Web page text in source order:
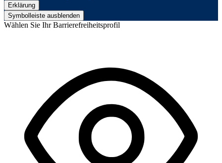
Erklärung
Symbolleiste ausblenden
Wählen Sie Ihr Barrierefreiheitsprofil